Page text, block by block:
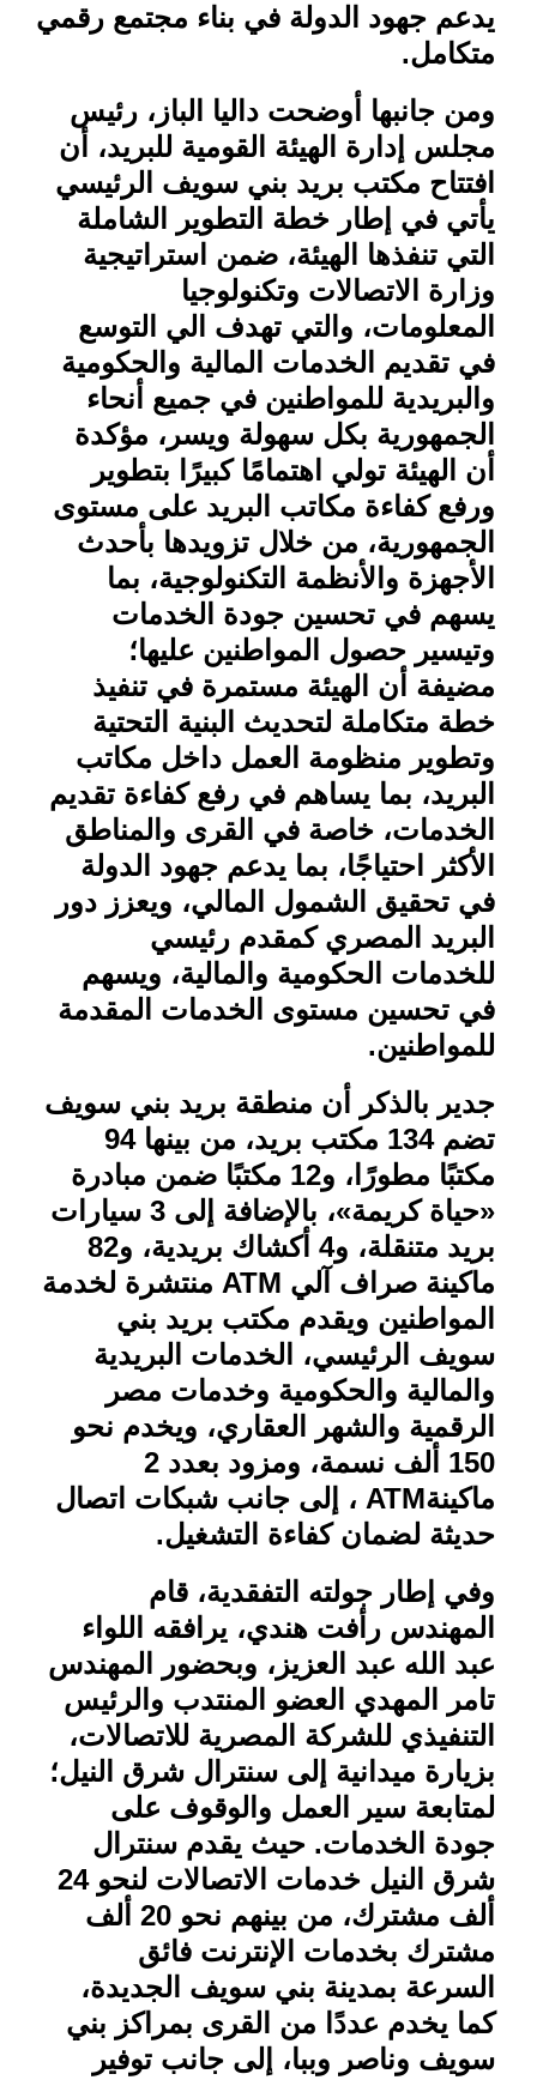
يدعم جهود الدولة في بناء مجتمع رقمي
متكامل.
ومن جانبها أوضحت داليا الباز، رئيس
مجلس إدارة الهيئة القومية للبريد، أن
افتتاح مكتب بريد بني سويف الرئيسي
يأتي في إطار خطة التطوير الشاملة
التي تنفذها الهيئة، ضمن استراتيجية
وزارة الاتصالات وتكنولوجيا
المعلومات، والتي تهدف الي التوسع
في تقديم الخدمات المالية والحكومية
والبريدية للمواطنين في جميع أنحاء
الجمهورية بكل سهولة ويسر، مؤكدة
أن الهيئة تولي اهتمامًا كبيرًا بتطوير
ورفع كفاءة مكاتب البريد على مستوى
الجمهورية، من خلال تزويدها بأحدث
الأجهزة والأنظمة التكنولوجية، بما
يسهم في تحسين جودة الخدمات
وتيسير حصول المواطنين عليها؛
مضيفة أن الهيئة مستمرة في تنفيذ
خطة متكاملة لتحديث البنية التحتية
وتطوير منظومة العمل داخل مكاتب
البريد، بما يساهم في رفع كفاءة تقديم
الخدمات، خاصة في القرى والمناطق
الأكثر احتياجًا، بما يدعم جهود الدولة
في تحقيق الشمول المالي، ويعزز دور
البريد المصري كمقدم رئيسي
للخدمات الحكومية والمالية، ويسهم
في تحسين مستوى الخدمات المقدمة
للمواطنين.
جدير بالذكر أن منطقة بريد بني سويف
تضم 134 مكتب بريد، من بينها 94
مكتبًا مطورًا، و12 مكتبًا ضمن مبادرة
«حياة كريمة»، بالإضافة إلى 3 سيارات
بريد متنقلة، و4 أكشاك بريدية، و82
ماكينة صراف آلي ATM منتشرة لخدمة
المواطنين ويقدم مكتب بريد بني
سويف الرئيسي، الخدمات البريدية
والمالية والحكومية وخدمات مصر
الرقمية والشهر العقاري، ويخدم نحو
150 ألف نسمة، ومزود بعدد 2
ماكينةATM ، إلى جانب شبكات اتصال
حديثة لضمان كفاءة التشغيل.
وفي إطار جولته التفقدية، قام
المهندس رأفت هندي، يرافقه اللواء
عبد الله عبد العزيز، وبحضور المهندس
تامر المهدي العضو المنتدب والرئيس
التنفيذي للشركة المصرية للاتصالات،
بزيارة ميدانية إلى سنترال شرق النيل؛
لمتابعة سير العمل والوقوف على
جودة الخدمات. حيث يقدم سنترال
شرق النيل خدمات الاتصالات لنحو 24
ألف مشترك، من بينهم نحو 20 ألف
مشترك بخدمات الإنترنت فائق
السرعة بمدينة بني سويف الجديدة،
كما يخدم عددًا من القرى بمراكز بني
سويف وناصر وببا، إلى جانب توفير